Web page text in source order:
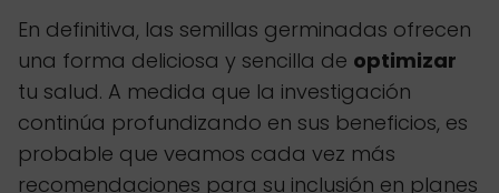
En definitiva, las semillas germinadas ofrecen
una forma deliciosa y sencilla de optimizar
tu salud. A medida que la investigación
continúa profundizando en sus beneficios, es
probable que veamos cada vez más
recomendaciones para su inclusión en planes